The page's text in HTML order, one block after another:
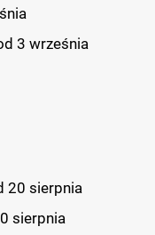
3 września
20 sierpnia
sierpnia